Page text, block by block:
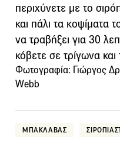
περιχύνετε με το
και πάλι τα κοψίματα
να τραβήξει για 30
κόβετε σε τρίγωνα
Φωτογραφία: Γιώργος
Webb
ΜΠΑΚΛΑΒΑΣ